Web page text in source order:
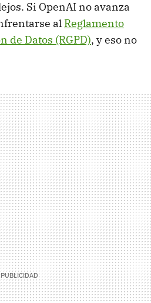
Si OpenAI no avanza
al Reglamento
de Datos (RGPD), y eso no